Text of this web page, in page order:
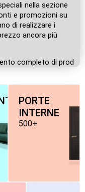
nella sezione
e promozioni su
di realizzare i
ancora più
completo di prod
PORTE
INTERNE
500+